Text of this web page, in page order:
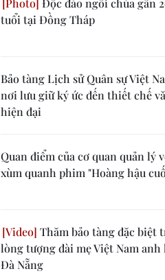
Độc đáo ngôi chùa gần
tuổi tại Đồng Tháp
Bảo tàng Lịch sử Quân sự Việt
nơi lưu giữ ký ức đến thiết chế
hiện đại
Quan điểm của cơ quan quản lý
xùm quanh phim "Hoàng hậu
Thăm bảo tàng đặc biệt
lòng tượng đài mẹ Việt Nam anh
Đà Nẵng